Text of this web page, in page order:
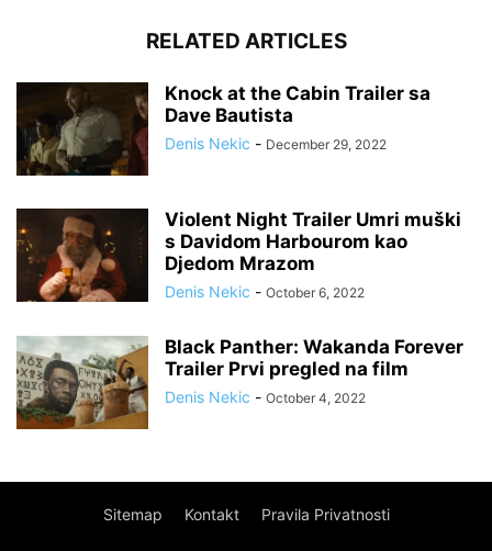
RELATED ARTICLES
Knock at the Cabin Trailer sa
Dave Bautista
Denis Nekic - December 29, 2022
Violent Night Trailer Umri muški
s Davidom Harbourom kao
Djedom Mrazom
Denis Nekic - October 6, 2022
Black Panther: Wakanda Forever
Trailer Prvi pregled na film
Denis Nekic - October 4, 2022
Sitemap Kontakt Pravila Privatnosti